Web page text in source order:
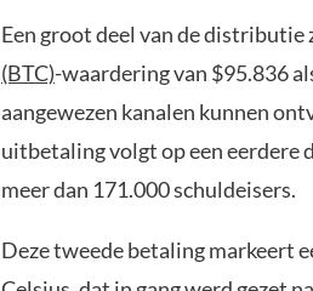
Een groot deel van de
(BTC)-waardering van $95.836
aangewezen kanalen kunnen
uitbetaling volgt op een eerdere
meer dan 171.000 schuldeisers.
Deze tweede betaling markeert